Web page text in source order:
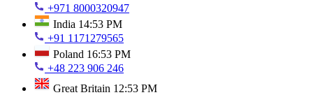
+971 8000320947
India 14:53 PM
+91 1171279565
Poland 16:53 PM
+48 223 906 246
Great Britain 12:53 PM